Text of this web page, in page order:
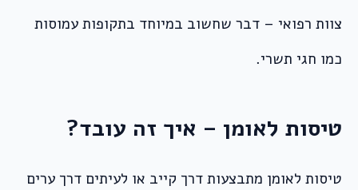
צוות רפואי – דבר שחשוב במיוחד בתקופות עמוסות
כמו חגי תשרי.
טיסות לאומן – איך זה עובד?
טיסות לאומן מתבצעות דרך קייב או לעיתים דרך ערים